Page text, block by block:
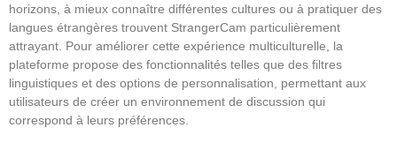
horizons, à mieux connaître différentes cultures ou à pratiquer des
langues étrangères trouvent StrangerCam particulièrement
attrayant. Pour améliorer cette expérience multiculturelle, la
plateforme propose des fonctionnalités telles que des filtres
linguistiques et des options de personnalisation, permettant aux
utilisateurs de créer un environnement de discussion qui
correspond à leurs préférences.